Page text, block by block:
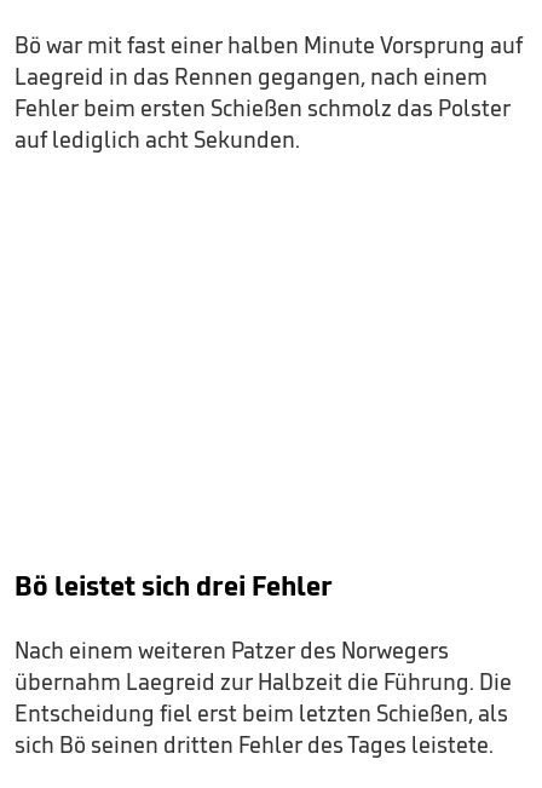
Bö war mit fast einer halben Minute Vorsprung auf
Laegreid in das Rennen gegangen, nach einem
Fehler beim ersten Schießen schmolz das Polster
auf lediglich acht Sekunden.
Bö leistet sich drei Fehler
Nach einem weiteren Patzer des Norwegers
übernahm Laegreid zur Halbzeit die Führung. Die
Entscheidung fiel erst beim letzten Schießen, als
sich Bö seinen dritten Fehler des Tages leistete.